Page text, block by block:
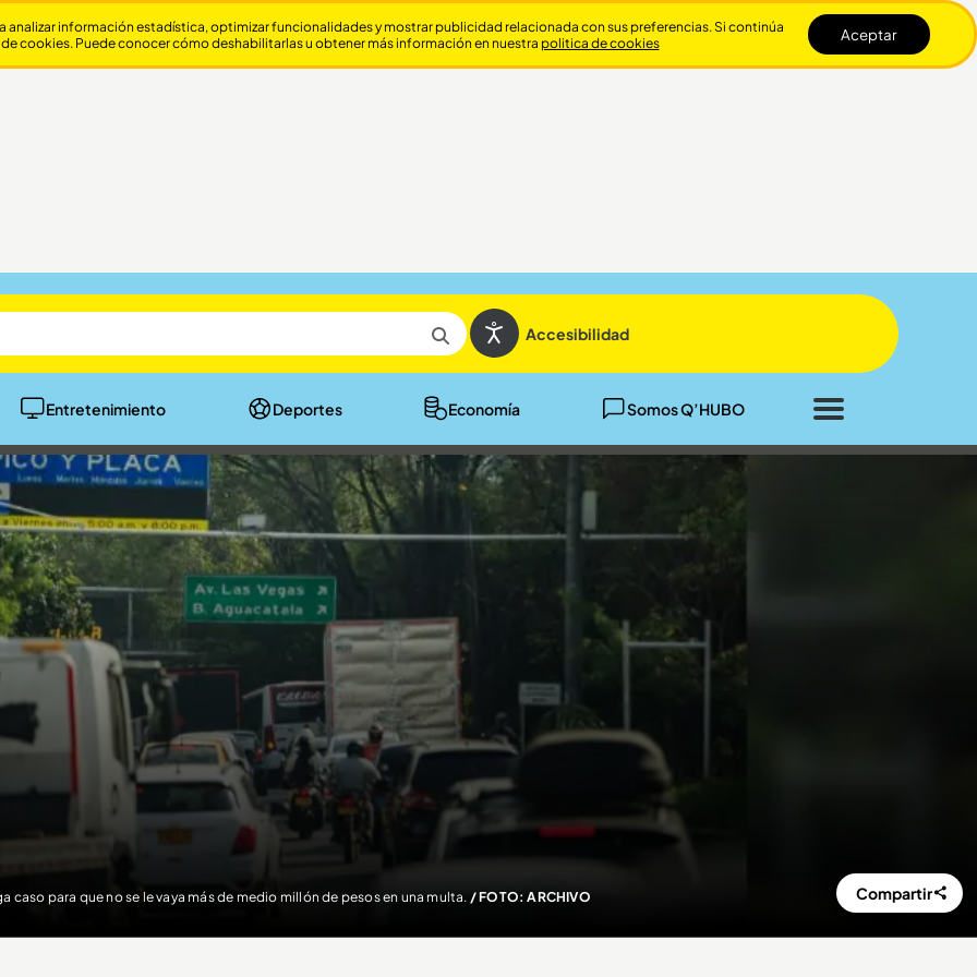
Accesibilidad
Entretenimiento Deportes Economía Somos Q’HUBO
Cerrar
caso para que no se le vaya más de medio millón de pesos en una multa. / FOTO: ARCHIVO Compartir
información estadística, optimizar funcionalidades y mostrar publicidad relacionada con sus preferencias. Si continúa
cookies. Puede conocer cómo deshabilitarlas u obtener más información en nuestra politica de cookies Aceptar